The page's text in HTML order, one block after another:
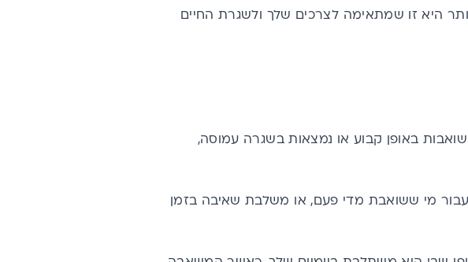
היא זו שמתאימה לצרכים שלך ולשגרת החיים
באופן קבוע או נמצאות בשגרה עמוסה,
עבור מי ששואבת מדי פעם, או משלבת שאיבה בזמן